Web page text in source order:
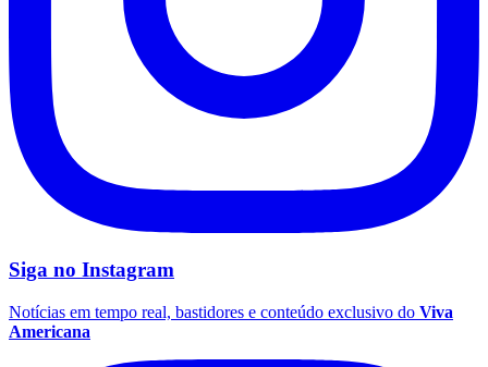
Fluminense
Siga no Instagram
Notícias em tempo real, bastidores e conteúdo exclusivo do Viva
Americana